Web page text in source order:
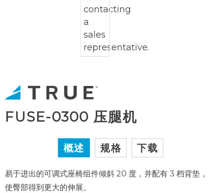
FUSE-0300 压腿机
概述 规格 下载
易于进出的可调式座椅组件倾斜 20 度，并配有 3 档背垫，
使臀部得到更大的伸展。